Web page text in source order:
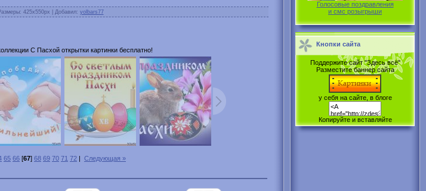
: 425x550px | Добавил: yolbars77
С Пасхой открытки картинки бесплатно!
65 66 [67] 68 69 70 71 72 | Следующая »
Голосовые поздравления
и смс розыгрыши
Кнопки сайта
Поддержите сайт "Здесь всё"
Разместите баннер сайта
у себя на сайте, в блоге
Копируйте и вставляйте